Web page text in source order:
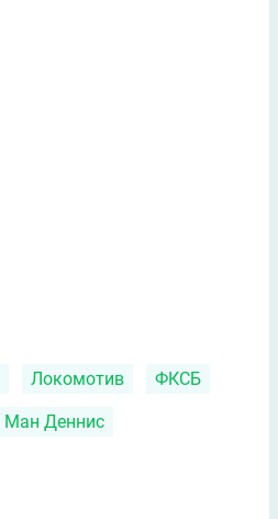
Локомотив ФКСБ
Ман Деннис